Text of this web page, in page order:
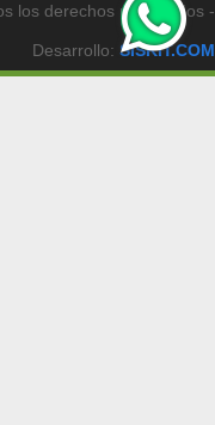
los derechos reservados -
Desarrollo: SISKIT.COM